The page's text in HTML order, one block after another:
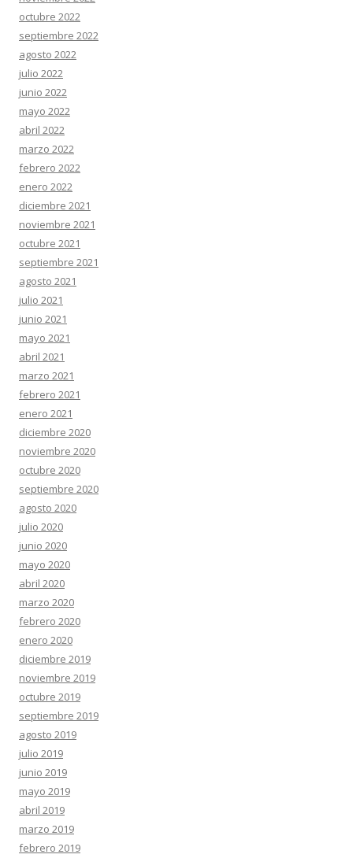
octubre 2022
septiembre 2022
agosto 2022
julio 2022
junio 2022
mayo 2022
abril 2022
marzo 2022
febrero 2022
enero 2022
diciembre 2021
noviembre 2021
octubre 2021
septiembre 2021
agosto 2021
julio 2021
junio 2021
mayo 2021
abril 2021
marzo 2021
febrero 2021
enero 2021
diciembre 2020
noviembre 2020
octubre 2020
septiembre 2020
agosto 2020
julio 2020
junio 2020
mayo 2020
abril 2020
marzo 2020
febrero 2020
enero 2020
diciembre 2019
noviembre 2019
octubre 2019
septiembre 2019
agosto 2019
julio 2019
junio 2019
mayo 2019
abril 2019
marzo 2019
febrero 2019